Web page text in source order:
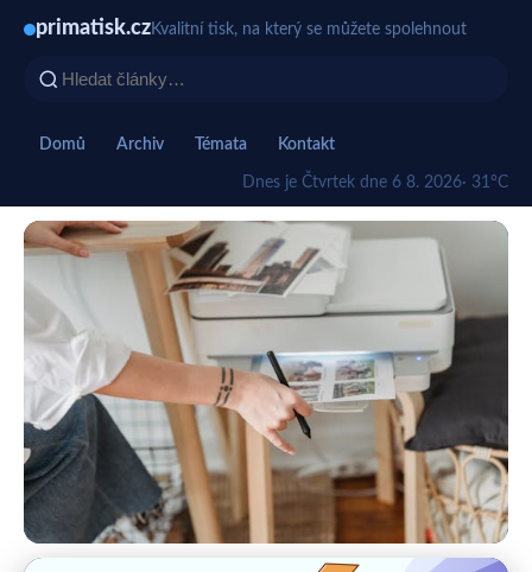
primatisk.czKvalitní tisk, na který se můžete spolehnout
Domů Archiv Témata Kontakt
Dnes je Čtvrtek dne 6 8. 2026· 31°C